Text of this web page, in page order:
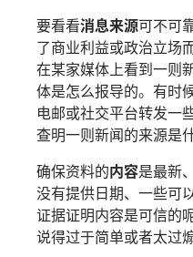
要看看消息来源可不可
了商业利益或政治立场
在某家媒体上看到一则
体是怎么报导的。有时
电邮或社交平台转发一
查明一则新闻的来源是
确保资料的内容是最新
没有提供日期、一些可
证据证明内容是可信的
说得过于简单或者太过